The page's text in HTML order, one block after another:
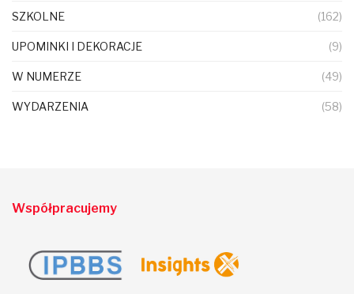
SZKOLNE (162)
UPOMINKI I DEKORACJE (9)
W NUMERZE (49)
WYDARZENIA (58)
Współpracujemy